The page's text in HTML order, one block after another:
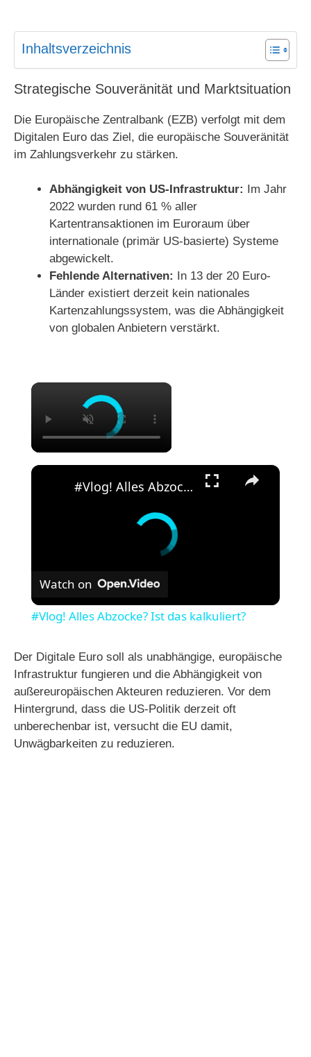
Inhaltsverzeichnis
Strategische Souveränität und Marktsituation
Die Europäische Zentralbank (EZB) verfolgt mit dem
Digitalen Euro das Ziel, die europäische Souveränität
im Zahlungsverkehr zu stärken.
Abhängigkeit von US-Infrastruktur:
Im Jahr
2022 wurden rund 61 % aller
Kartentransaktionen im Euroraum über
internationale (primär US-basierte) Systeme
abgewickelt.
Fehlende Alternativen:
In 13 der 20 Euro-
Länder existiert derzeit kein nationales
Kartenzahlungssystem, was die Abhängigkeit
von globalen Anbietern verstärkt.
×
×
#Vlog! Alles Abzocke? Ist das kalkuliert?
Watch on
#Vlog! Alles Abzocke? Ist das kalkuliert?
Der Digitale Euro soll als unabhängige, europäische
Infrastruktur fungieren und die Abhängigkeit von
außereuropäischen Akteuren reduzieren. Vor dem
Hintergrund, dass die US-Politik derzeit oft
unberechenbar ist, versucht die EU damit,
Unwägbarkeiten zu reduzieren.